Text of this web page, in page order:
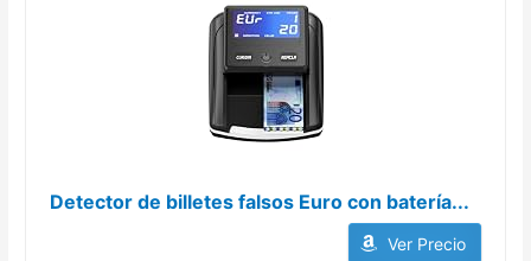
Detector de billetes falsos Euro con batería...
Ver Precio